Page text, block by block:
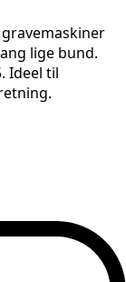
gravemaskiner
lige bund.
Ideel til